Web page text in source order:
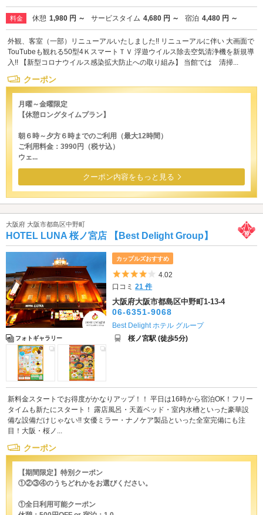
料金 休憩 1,980 円 ～ サービスタイム 4,680 円 ～ 宿泊 4,480 円 ～
外観、客室（一部）リニューアルいたしました!! リニューアルに伴い 大画面で
TouTubeも観れる50型4ＫスマートＴＶ 浮遊ウイルス除去空気清浄機を新規導
入!! 【新型コロナウイルス感染拡大防止への取り組み】 当館では 清掃...
クーポン
月曜～金曜限定
【休憩ロングタイムプラン】
朝６時～夕方６時までのご利用（最大12時間）
ご利用料金：3990円（税サ込）
ウェ...
クーポン内容をもっと見る
大阪府 大阪市都島区中野町
HOTEL LUNA 桜ノ宮店 【Best Delight Group】
フォトギャラリー
カップルズおすすめ
5つ星のうち4
4.02
口コミ21 件
大阪府大阪市都島区中野町1-13-4
06-6351-9068
Best Delight ホテル グループ
桜ノ宮駅 (徒歩5分)
新料金スタートでお得度がかなりアップ！！ 平日は16時から宿泊OK！フリー
タイムも新たにスタート！ 露店風呂・天蓋ベッド・室内水槽といった豪華設
備な設備だけじゃない!! 女優ミラー・ナノケア製品といった全室完備にも注
目！大阪・桜ノ...
クーポン
【期間限定】特別クーポン
①②③④のうちどれかをお選びください。
①全日利用可能クーポン